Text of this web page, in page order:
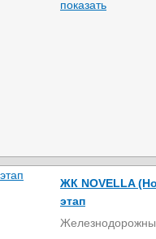
показать
ЖК NOVELLA
этап